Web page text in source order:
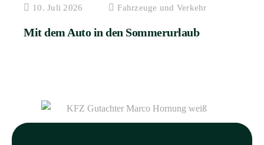
10. Juli 2026 Fahrzeuge und Verkehr
Mit dem Auto in den Sommerurlaub